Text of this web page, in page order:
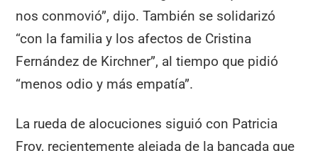
nos conmovió”, dijo. También se solidarizó
“con la familia y los afectos de Cristina
Fernández de Kirchner”, al tiempo que pidió
“menos odio y más empatía”.
La rueda de alocuciones siguió con Patricia
Froy, recientemente alejada de la bancada que